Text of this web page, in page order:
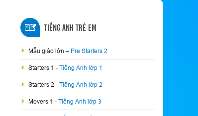
TIẾNG ANH TRẺ EM
Mẫu giáo lớn – Pre Starters 2
Starters 1 - Tiếng Anh lớp 1
Starters 2 - Tiếng Anh lớp 2
Movers 1 - Tiếng Anh lớp 3